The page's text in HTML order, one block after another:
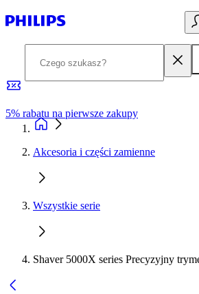
5% rabatu na pierwsze zakupy
Akcesoria i części zamienne
Wszystkie serie
Shaver 5000X series Precyzyjny